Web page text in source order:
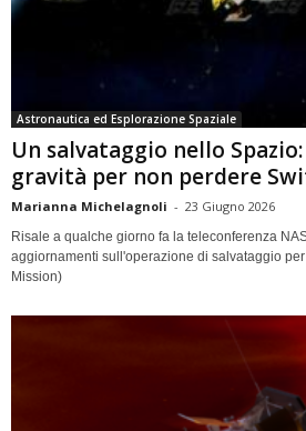
Astronautica ed Esplorazione Spaziale
Un salvataggio nello
gravità per non perdere
Marianna Michelagnoli - 23 Giugno 2026
Risale a qualche giorno fa la teleconferenza
aggiornamenti sull'operazione di salvataggio
Mission)